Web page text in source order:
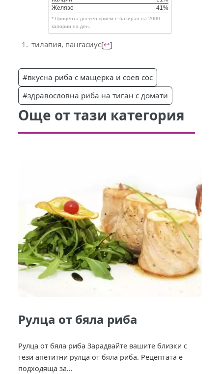
Желязо
41%
* Процента дневен прием е базиран на 2000
калории на ден.
тилапия, пангасиус[↩]
#вкусна риба с мащерка и соев сос
#здравословна риба на тиган с домати
Още от тази категория
Рулца от бяла риба
Рулца от бяла риба Зарадвайте вашите близки с
тези апетитни рулца от бяла риба. Рецептата е
подходяща за...